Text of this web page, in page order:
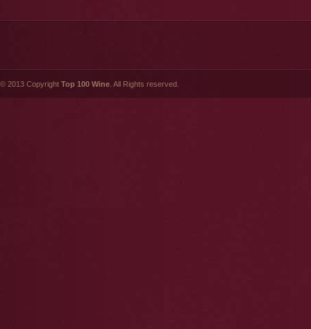
© 2013 Copyright Top 100 Wine . All Rights reserved.